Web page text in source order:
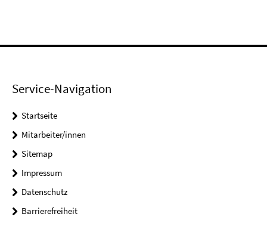
Service-Navigation
Startseite
Mitarbeiter/innen
Sitemap
Impressum
Datenschutz
Barrierefreiheit